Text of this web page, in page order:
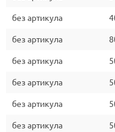
без артикула
без артикула
без артикула
без артикула
без артикула
без артикула